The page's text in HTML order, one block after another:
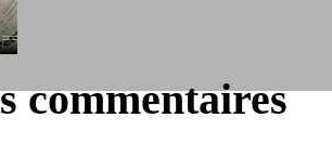
Si vous souhaitez adhérer à
et en...
commentaires